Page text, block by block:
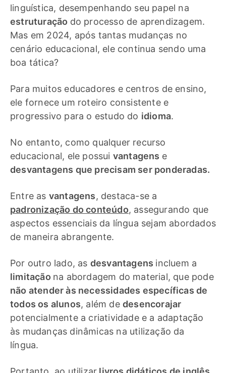
linguística, desempenhando seu papel na
estruturação do processo de aprendizagem.
Mas em 2024, após tantas mudanças no
cenário educacional, ele continua sendo uma
boa tática?
Para muitos educadores e centros de ensino,
ele fornece um roteiro consistente e
progressivo para o estudo do idioma.
No entanto, como qualquer recurso
educacional, ele possui vantagens e
desvantagens que precisam ser ponderadas.
Entre as vantagens, destaca-se a
padronização do conteúdo, assegurando que
aspectos essenciais da língua sejam abordados
de maneira abrangente.
Por outro lado, as desvantagens incluem a
limitação na abordagem do material, que pode
não atender às necessidades específicas de
todos os alunos, além de desencorajar
potencialmente a criatividade e a adaptação
às mudanças dinâmicas na utilização da
língua.